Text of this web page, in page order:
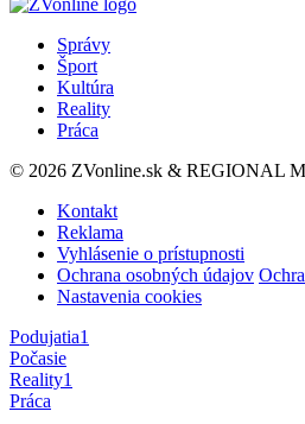
Správy
Šport
Kultúra
Reality
Práca
© 2026 ZVonline.sk & REGIONAL
Kontakt
Reklama
Vyhlásenie o prístupnosti
Ochrana osobných údajov
Nastavenia cookies
Podujatia1
Počasie
Reality1
Práca